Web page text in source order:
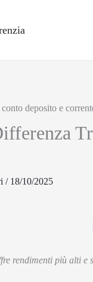
/ 18/10/2025
rendimenti più alti